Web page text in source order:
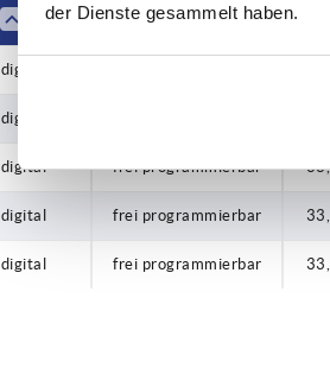
der Dienste gesammelt haben.
digital
digital
digital frei programmierbar
digital frei programmierbar
digital frei programmierbar